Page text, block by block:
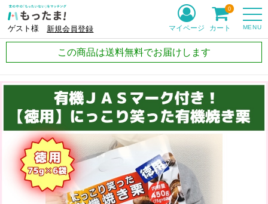
ゲスト様 新規会員登録 MENU
マイページ カート
0
この商品は送料無料でお届けします